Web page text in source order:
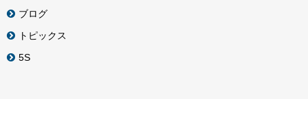
ブログ
トピックス
5S